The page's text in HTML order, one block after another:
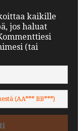
kaikille
jos haluat
(tai
(AA*** BB***)